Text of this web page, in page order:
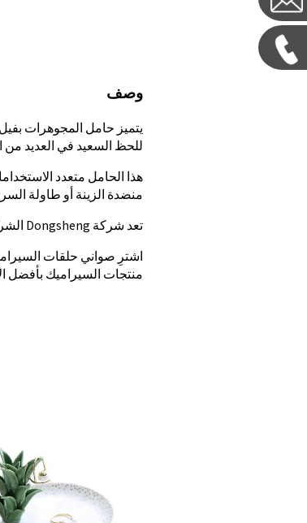
وصف
يتميز حامل المجوهرات
للحظ السعيد في العديد من
هذا الحامل متعدد
منضدة الزينة أو طاولة
تعد شركة Dongsheng الشركة الرائدة في تصنيع صينية الحلقات الخزفية التي تقدم أسعار الجملة وخدمة مخصصة.
اشترِ صواني حلقات
منتجات السيراميك بأفضل